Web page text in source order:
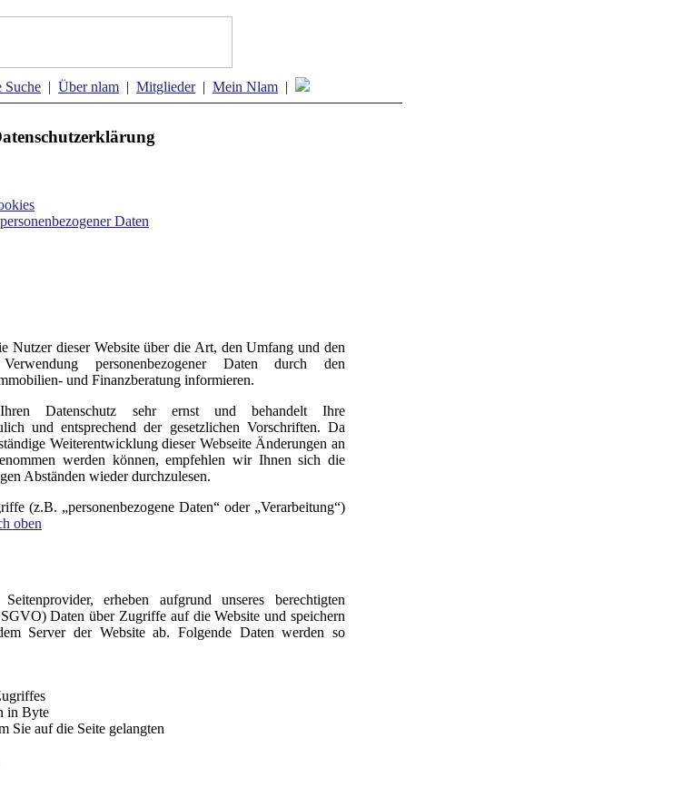
Suche | Über nlam | Mitglieder| Mein Nlam |
Daten
Nutzer dieser Website über die Art, den Umfang und den
personenbezogener Daten durch den
und Finanzberatung informieren.
Datenschutz sehr ernst und behandelt Ihre
und entsprechend der gesetzlichen Vorschriften. Da
Weiterentwicklung dieser Webseite Änderungen an
werden können, empfehlen wir Ihnen sich die
Abständen wieder durchzulesen.
(z.B. „personenbezogene Daten“ oder „Verarbeitung“)
oben
erheben aufgrund unseres berechtigten
Daten über Zugriffe auf die Website und speichern
Server der Website ab. Folgende Daten werden so
in Byte
Sie auf die Seite gelangten